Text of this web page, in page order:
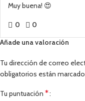
Muy buena! 😍
0
0
Añade una valoración
Tu dirección de correo
obligatorios están
Tu puntuación *